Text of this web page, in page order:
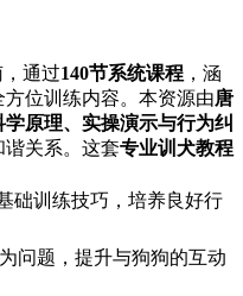
通过140节系统课程 ，涵
位训练内容。本资源由唐
学原理、实操演示与行为纠
谐关系。这套专业训犬教程
训练技巧，培养良好行
问题，提升与狗狗的互动